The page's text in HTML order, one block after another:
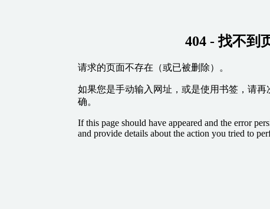
404 - 找不到
请求的页面不存在（或已被删除）。
如果您是手动输入网址，或是使用书签，请
确。
If this page should have appeared and the error
and provide details about the action you tried to